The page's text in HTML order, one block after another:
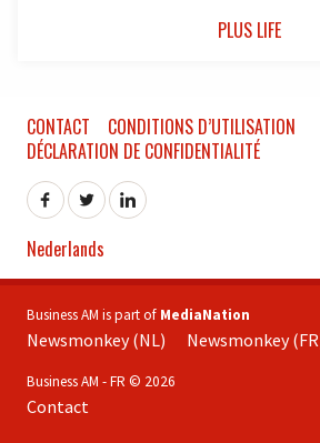
PLUS LIFE
CONTACT
CONDITIONS D’UTILISATION
DÉCLARATION DE CONFIDENTIALITÉ
Nederlands
Business AM is part of MediaNation
Newsmonkey (NL) Newsmonkey
Business AM - FR © 2026
Contact